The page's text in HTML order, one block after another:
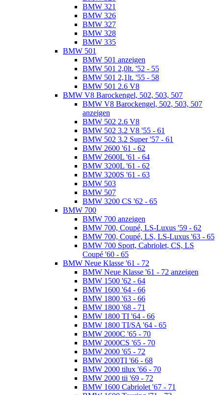
BMW 321
BMW 326
BMW 327
BMW 328
BMW 335
BMW 501
BMW 501 anzeigen
BMW 501 2,0lt. '52 - 55
BMW 501 2,1lt. '55 - 58
BMW 501 2.6 V8
BMW V8 Barockengel, 502, 503, 507
BMW V8 Barockengel, 502, 503, 507
anzeigen
BMW 502 2.6 V8
BMW 502 3.2 V8 '55 - 61
BMW 502 3.2 Super '57 - 61
BMW 2600 '61 - 62
BMW 2600L '61 - 64
BMW 3200L '61 - 62
BMW 3200S '61 - 63
BMW 503
BMW 507
BMW 3200 CS '62 - 65
BMW 700
BMW 700 anzeigen
BMW 700, Coupé, LS-Luxus '59 - 62
BMW 700, Coupé, LS, LS-Luxus '63 - 65
BMW 700 Sport, Cabriolet, CS, LS
Coupé '60 - 65
BMW Neue Klasse '61 - 72
BMW Neue Klasse '61 - 72 anzeigen
BMW 1500 '62 - 64
BMW 1600 '64 - 66
BMW 1800 '63 - 66
BMW 1800 '68 - 71
BMW 1800 TI '64 - 66
BMW 1800 TI/SA '64 - 65
BMW 2000C '65 - 70
BMW 2000CS '65 - 70
BMW 2000 '65 - 72
BMW 2000TI '66 - 68
BMW 2000 tilux '66 - 70
BMW 2000 tii '69 - 72
BMW 1600 Cabriolet '67 - 71